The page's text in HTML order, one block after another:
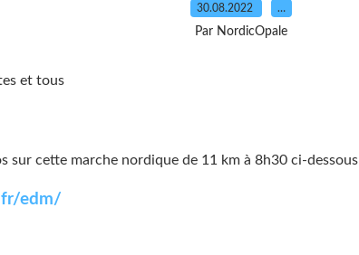
30.08.2022 …
Par NordicOpale
et tous
sur cette marche nordique de 11 km à 8h30 ci-dessous
edm/